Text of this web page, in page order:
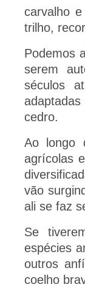
carvalho
trilho,
Podemos
serem
séculos
cedro.
Ao longo
agrícolas
vão
ali se faz
Se
espécies
outros
coelho